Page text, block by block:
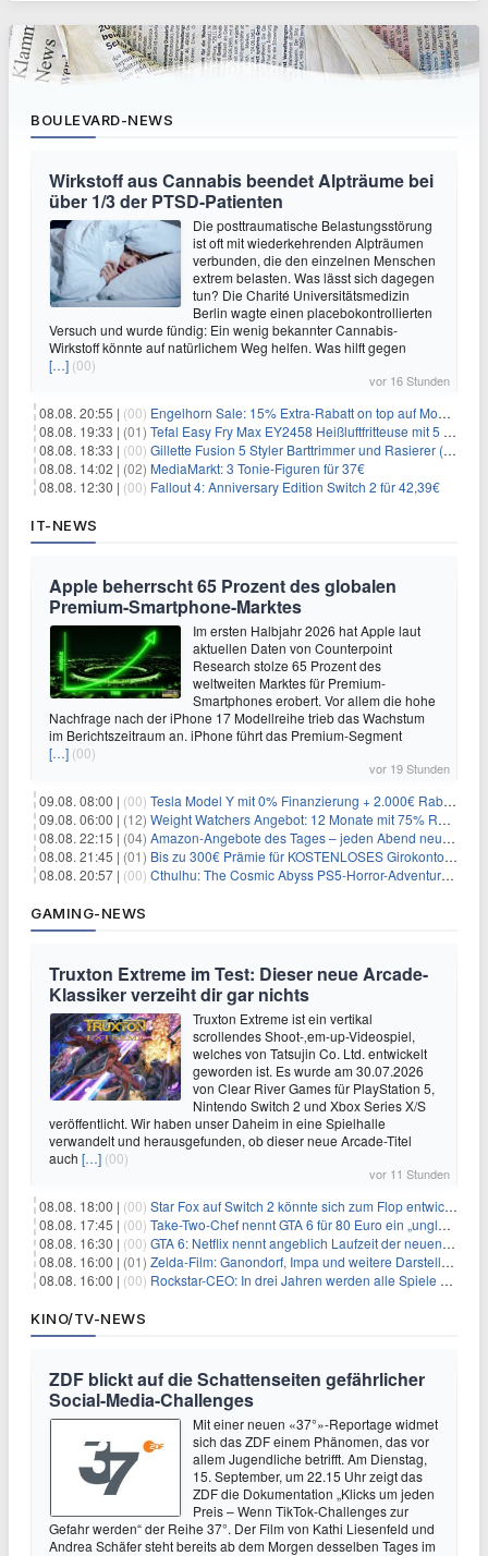
BOULEVARD-NEWS
Wirkstoff aus Cannabis beendet Alpträume bei
über 1/3 der PTSD-Patienten
Die posttraumatische Belastungsstörung
ist oft mit wiederkehrenden Alpträumen
verbunden, die den einzelnen Menschen
extrem belasten. Was lässt sich dagegen
tun? Die Charité Universitätsmedizin
Berlin wagte einen placebokontrollierten
Versuch und wurde fündig: Ein wenig bekannter Cannabis-
Wirkstoff könnte auf natürlichem Weg helfen. Was hilft gegen
[…] (00)
vor 16 Stunden
08.08. 20:55 | (00) Engelhorn Sale: 15% Extra-Rabatt on top auf Mode- und Sport-Artikel
08.08. 19:33 | (01) Tefal Easy Fry Max EY2458 Heißluftfritteuse mit 5 Litern für 64,99€
08.08. 18:33 | (00) Gillette Fusion 5 Styler Barttrimmer und Rasierer (All in One) für 16€
08.08. 14:02 | (02) MediaMarkt: 3 Tonie-Figuren für 37€
08.08. 12:30 | (00) Fallout 4: Anniversary Edition Switch 2 für 42,39€
IT-NEWS
Apple beherrscht 65 Prozent des globalen
Premium-Smartphone-Marktes
Im ersten Halbjahr 2026 hat Apple laut
aktuellen Daten von Counterpoint
Research stolze 65 Prozent des
weltweiten Marktes für Premium-
Smartphones erobert. Vor allem die hohe
Nachfrage nach der iPhone 17 Modellreihe trieb das Wachstum
im Berichtszeitraum an. iPhone führt das Premium-Segment
[…] (00)
vor 19 Stunden
09.08. 08:00 | (00) Tesla Model Y mit 0% Finanzierung + 2.000€ Rabatt für 38.970€
09.08. 06:00 | (12) Weight Watchers Angebot: 12 Monate mit 75% Rabatt ab 6,25€/Monat
08.08. 22:15 | (04) Amazon-Angebote des Tages – jeden Abend neue Deals zum Stöbern
08.08. 21:45 | (01) Bis zu 300€ Prämie für KOSTENLOSES Girokonto bei der Santander – 50€ schon nach 1 Woche!
08.08. 20:57 | (00) Cthulhu: The Cosmic Abyss PS5-Horror-Adventure für 27,99€
GAMING-NEWS
Truxton Extreme im Test: Dieser neue Arcade-
Klassiker verzeiht dir gar nichts
Truxton Extreme ist ein vertikal
scrollendes Shoot-‚em-up-Videospiel,
welches von Tatsujin Co. Ltd. entwickelt
geworden ist. Es wurde am 30.07.2026
von Clear River Games für PlayStation 5,
Nintendo Switch 2 und Xbox Series X/S
veröffentlicht. Wir haben unser Daheim in eine Spielhalle
verwandelt und herausgefunden, ob dieser neue Arcade-Titel
auch […] (00)
vor 11 Stunden
08.08. 18:00 | (00) Star Fox auf Switch 2 könnte sich zum Flop entwickeln
08.08. 17:45 | (00) Take-Two-Chef nennt GTA 6 für 80 Euro ein „unglaubliches Schnäppchen“
08.08. 16:30 | (00) GTA 6: Netflix nennt angeblich Laufzeit der neuen Gameplay-Präsentation
08.08. 16:00 | (01) Zelda-Film: Ganondorf, Impa und weitere Darsteller sollen feststehen
08.08. 16:00 | (00) Rockstar-CEO: In drei Jahren werden alle Spiele gestreamt
KINO/TV-NEWS
ZDF blickt auf die Schattenseiten gefährlicher
Social-Media-Challenges
Mit einer neuen «37°»-Reportage widmet
sich das ZDF einem Phänomen, das vor
allem Jugendliche betrifft. Am Dienstag,
15. September, um 22.15 Uhr zeigt das
ZDF die Dokumentation „Klicks um jeden
Preis – Wenn TikTok-Challenges zur
Gefahr werden“ der Reihe 37°. Der Film von Kathi Liesenfeld und
Andrea Schäfer steht bereits ab dem Morgen desselben Tages im